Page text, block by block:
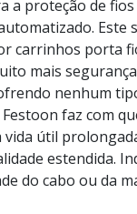
a proteção de fios
Este
carrinhos porta
mais
nenhum
faz com
vida útil
estendida.
do cabo ou da